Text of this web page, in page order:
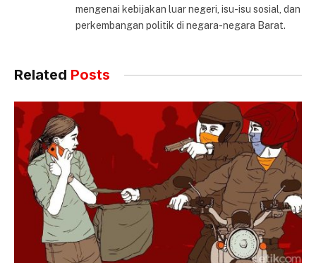
mengenai kebijakan luar negeri, isu-isu sosial, dan
perkembangan politik di negara-negara Barat.
Related Posts